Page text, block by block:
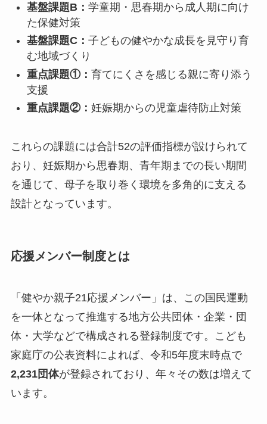
基盤課題B： 学童期・思春期から成人期に向け
た保健対策
基盤課題C： 子どもの健やかな成長を見守り育
む地域づくり
重点課題①： 育てにくさを感じる親に寄り添う
支援
重点課題②： 妊娠期からの児童虐待防止対策
これらの課題には合計52の評価指標が設けられて
おり、妊娠期から思春期、青年期までの長い期間
を通じて、母子を取り巻く環境を多角的に支える
設計となっています。
応援メンバー制度とは
「健やか親子21応援メンバー」は、この国民運動
を一体となって推進する地方公共団体・企業・団
体・大学などで構成される登録制度です。こども
家庭庁の公表資料によれば、令和5年度末時点で
2,231団体が登録されており、年々その数は増えて
います。